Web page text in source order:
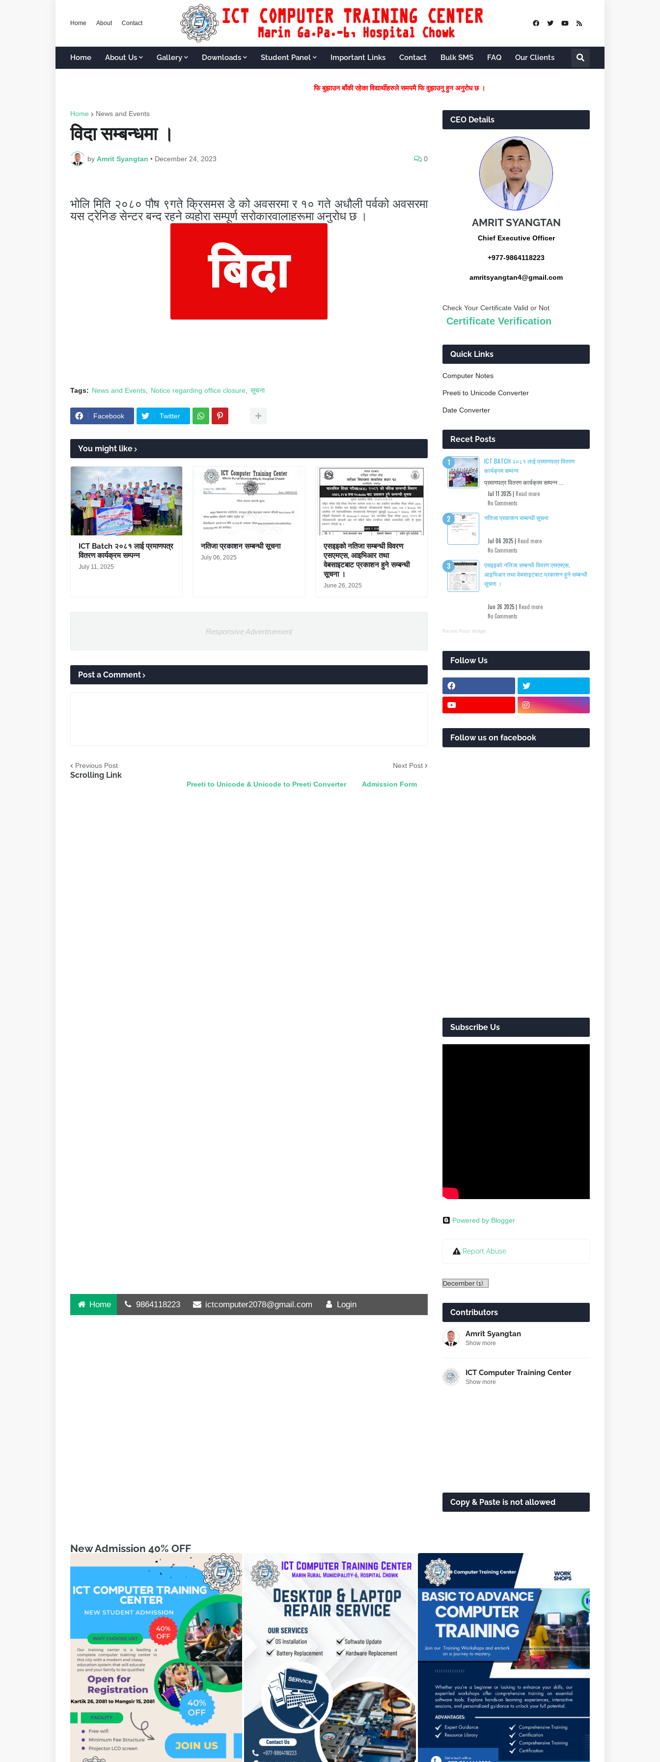
Home About Contact
Home About Us Gallery Downloads Student Panel Important Links Contact Bulk SMS FAQ Our Clients
फि बुझाउन बाँकी रहेका विद्यार्थीहरुले समयमै फि वुझाउनु हुन अनुरोध छ ।
Home News and Events
विदा सम्बन्धमा ।
by Amrit Syangtan • December 24, 2023 0
भोलि मिति २०८० पौष ९गते क्रिसमस डे को अवसरमा र १० गते अधौली पर्वको अवसरमा
यस ट्रेनिङ सेन्टर बन्द रहने व्यहोरा सम्पूर्ण सरोकारवालाहरूमा अनुरोध छ ।
Tags: News and Events Notice regarding office closure सूचना
Facebook Twitter
You might like
ICT Batch २०८१ लाई प्रमाणपत्र
वितरण कार्यक्रम सम्पन्न
July 11, 2025
नतिजा प्रकाशन सम्बन्धी सूचना
July 06, 2025
एसइइको नतिजा सम्बन्धी विवरण
एसएमएस, आइभिआर तथा
वेबसाइटबाट प्रकाशन हुने सम्बन्धी
सूचना ।
June 26, 2025
Responsive Advertisement
Post a Comment
Previous Post Next Post
Scrolling Link
Preeti to Unicode & Unicode to Preeti Converter Admission Form Computer Note
Home 9864118223 ictcomputer2078@gmail.com Login
CEO Details
AMRIT SYANGTAN
Chief Executive Officer
+977-9864118223
amritsyangtan4@gmail.com
Check Your Certificate Valid or Not
Certificate Verification
Quick Links
Computer Notes
Preeti to Unicode Converter
Date Converter
Recet Posts
ICT BATCH २०८१ लाई प्रमाणपत्र वितरण
कार्यक्रम सम्पन्न
प्रमाणपत्र वितरण कार्यक्रम सम्पन्न ...
Jul 11 2025 | Read more
No Comments
नतिजा प्रकाशन सम्बन्धी सूचना
Jul 06 2025 | Read more
No Comments
एसइइको नतिजा सम्बन्धी विवरण एसएमएस,
आइभिआर तथा वेबसाइटबाट प्रकाशन हुने सम्बन्धी
सूचना ।
Jun 26 2025 | Read more
No Comments
Recent Posts Widget
Follow Us
Follow us on facebook
Subscribe Us
Powered by Blogger
Report Abuse
Contributors
Amrit Syangtan
Show more
ICT Computer Training Center
Show more
Copy & Paste is not allowed
New Admission 40% OFF